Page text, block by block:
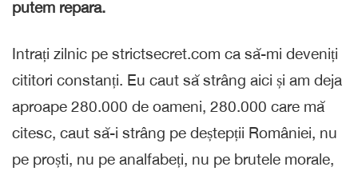
putem repara.
Intrați zilnic pe strictsecret.com ca să-mi deveniți
cititori constanți. Eu caut să strâng aici și am deja
aproape 280.000 de oameni, 280.000 care mă
citesc, caut să-i strâng pe deștepții României, nu
pe proști, nu pe analfabeți, nu pe brutele morale,